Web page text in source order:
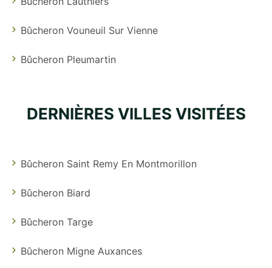
Bûcheron Vouneuil Sur Vienne
Bûcheron Pleumartin
DERNIÈRES VILLES VISITÉES
Bûcheron Saint Remy En Montmorillon
Bûcheron Biard
Bûcheron Targe
Bûcheron Migne Auxances